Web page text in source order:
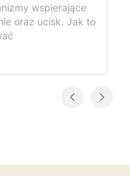
wspierające
oraz ucisk. Jak to